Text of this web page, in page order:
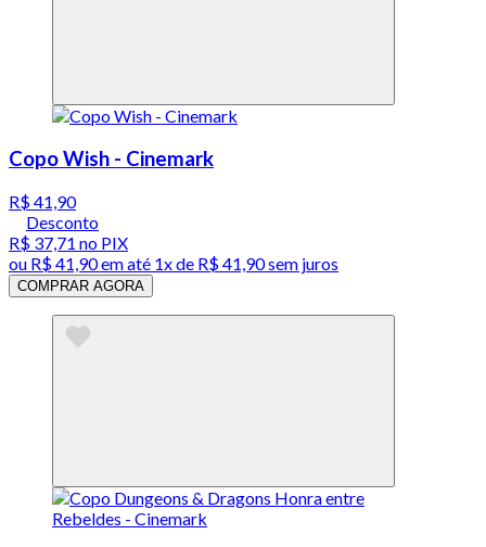
Copo Wish - Cinemark
R$ 41,90
Desconto
R$ 37,71 no PIX
ou R$ 41,90em até 1x de R$ 41,90sem juros
COMPRAR AGORA